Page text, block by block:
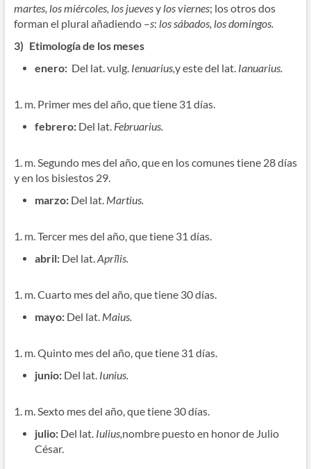
martes, los miércoles, los juevesy los viernes; los otros dos
forman el plural añadiendo –s: los sábados, los domingos.
3) Etimología de los meses
enero: Del lat. vulg. Ienuarius,y este del lat. Ianuarius.
1. m. Primer mes del año, que tiene 31 días.
febrero: Del lat. Februarius.
1. m. Segundo mes del año, que en los comunes tiene 28 días
y en los bisiestos 29.
marzo:Del lat. Martius.
1. m. Tercer mes del año, que tiene 31 días.
abril: Del lat. Aprīlis.
1. m. Cuarto mes del año, que tiene 30 días.
mayo:Del lat. Maius.
1. m. Quinto mes del año, que tiene 31 días.
junio:Del lat. Iunius.
1. m. Sexto mes del año, que tiene 30 días.
julio: Del lat. Iulius, nombre puesto en honor de Julio
César.